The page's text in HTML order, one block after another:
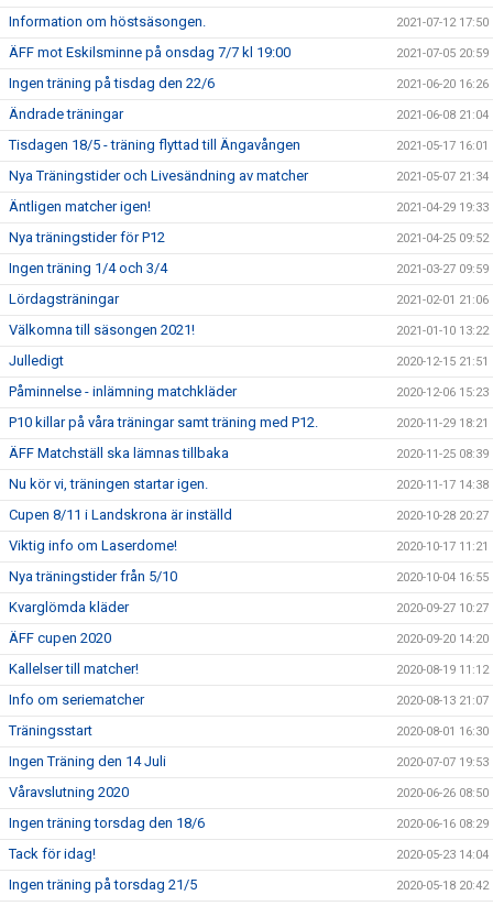
Information om höstsäsongen. 2021-07-12 17:50
ÄFF mot Eskilsminne på onsdag 7/7 kl 19:00 2021-07-05 20:59
Ingen träning på tisdag den 22/6 2021-06-20 16:26
Ändrade träningar 2021-06-08 21:04
Tisdagen 18/5 - träning flyttad till Ängavången 2021-05-17 16:01
Nya Träningstider och Livesändning av matcher 2021-05-07 21:34
Äntligen matcher igen! 2021-04-29 19:33
Nya träningstider för P12 2021-04-25 09:52
Ingen träning 1/4 och 3/4 2021-03-27 09:59
Lördagsträningar 2021-02-01 21:06
Välkomna till säsongen 2021! 2021-01-10 13:22
Julledigt 2020-12-15 21:51
Påminnelse - inlämning matchkläder 2020-12-06 15:23
P10 killar på våra träningar samt träning med P12. 2020-11-29 18:21
ÄFF Matchställ ska lämnas tillbaka 2020-11-25 08:39
Nu kör vi, träningen startar igen. 2020-11-17 14:38
Cupen 8/11 i Landskrona är inställd 2020-10-28 20:27
Viktig info om Laserdome! 2020-10-17 11:21
Nya träningstider från 5/10 2020-10-04 16:55
Kvarglömda kläder 2020-09-27 10:27
ÄFF cupen 2020 2020-09-20 14:20
Kallelser till matcher! 2020-08-19 11:12
Info om seriematcher 2020-08-13 21:07
Träningsstart 2020-08-01 16:30
Ingen Träning den 14 Juli 2020-07-07 19:53
Våravslutning 2020 2020-06-26 08:50
Ingen träning torsdag den 18/6 2020-06-16 08:29
Tack för idag! 2020-05-23 14:04
Ingen träning på torsdag 21/5 2020-05-18 20:42